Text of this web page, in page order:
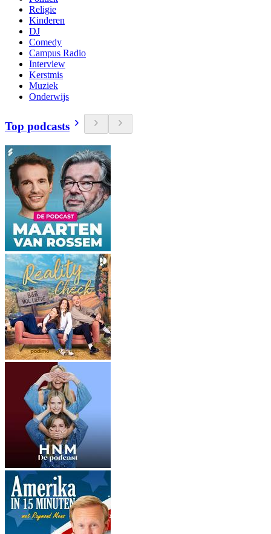
Religie
Kinderen
DJ
Comedy
Campus Radio
Interview
Kerstmis
Muziek
Onderwijs
Top podcasts